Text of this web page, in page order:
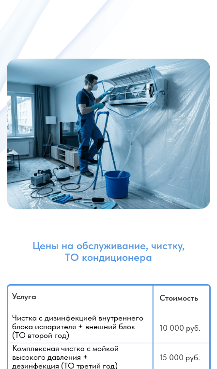
Услуга
Дозаправка (до 250г)
Чистка с дизинфекцией внутреннего
блока испарителя + внешний блок
(ТО второй год)
Дозаправка (до 1000г)
Комплексная чистка с мойкой
высокого давления +
дезинфекция (ТО третий год)
Перевальцовка (1 шт)
ТО кондиционера касетного,
канального, потолочного и других
типов
Вакуумация контура
10 000 руб.
15 000 руб.
от 15 000 руб.
10 000 руб.
2 500 руб.
2 000 руб.
5 000 руб.
Стоимость
Цены на обслуживание, чистку,
ТО кондиционера
рассчитать стоимость, у нас есть услуга:
Выезд для оценки работ
+79140648798
+79647092229
WhatsApp